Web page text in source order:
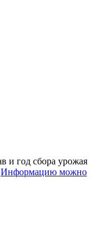
и год сбора урожая
Информацию можно